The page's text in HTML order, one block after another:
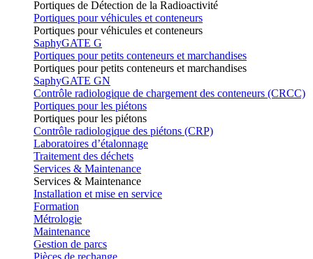
Portiques de Détection de la Radioactivité
Portiques pour véhicules et conteneurs
Portiques pour véhicules et conteneurs
SaphyGATE G
Portiques pour petits conteneurs et marchandises
Portiques pour petits conteneurs et marchandises
SaphyGATE GN
Contrôle radiologique de chargement des conteneurs (CRCC)
Portiques pour les piétons
Portiques pour les piétons
Contrôle radiologique des piétons (CRP)
Laboratoires d’étalonnage
Traitement des déchets
Services & Maintenance
Services & Maintenance
Installation et mise en service
Formation
Métrologie
Maintenance
Gestion de parcs
Pièces de rechange